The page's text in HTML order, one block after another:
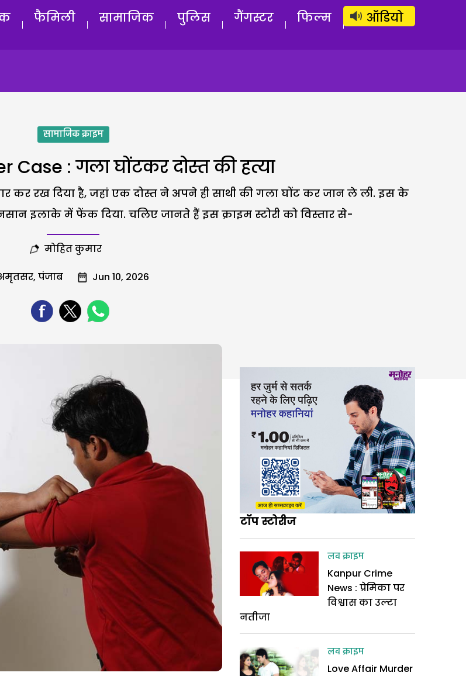
लॉग इन सब्सक्राइब करें
फैमिली सामाजिक पुलिस गैंगस्टर फिल्म ऑडियो
सामाजिक क्राइम
Case : गला घोंटकर दोस्त की हत्या
कर रख दिया है, जहां एक दोस्त ने अपने ही साथी की गला घोंट कर जान ले ली. इस के
इलाके में फेंक दिया. चलिए जानते हैं इस क्राइम स्टोरी को विस्तार से-
मोहित कुमार
, पंजाब Jun 10, 2026
टॉप स्टोरीज
लव क्राइम
Kanpur Crime
News : प्रेमिका पर
विश्वास का उल्टा
नतीजा
लव क्राइम
Love Affair Murder